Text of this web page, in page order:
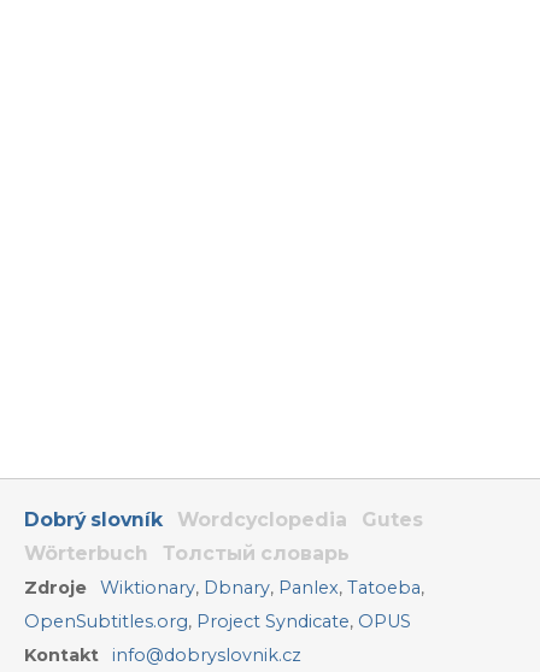
Dobrý slovník Wordcyclopedia
Gutes
Wörterbuch
Толстый словарь
Zdroje Wiktionary, Dbnary, Panlex,Tatoeba,
OpenSubtitles.org, Project Syndicate, OPUS
Kontakt
info@dobryslovnik.cz